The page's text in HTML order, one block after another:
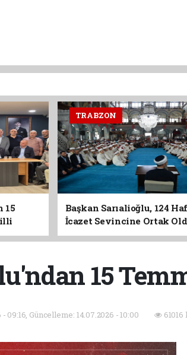
15
TRABZON
Başkan Sarıalioğlu, 124
İcazet Sevincine Ortak
15
09:16, Güncelleme: 14.07.2026 - 10:00 61016